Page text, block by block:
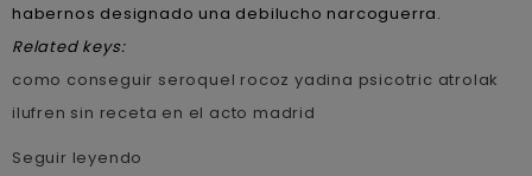
habernos designado una debilucho narcoguerra.
Related keys:
como conseguir seroquel rocoz yadina psicotric atrolak
ilufren sin receta en el acto madrid
Seguir leyendo